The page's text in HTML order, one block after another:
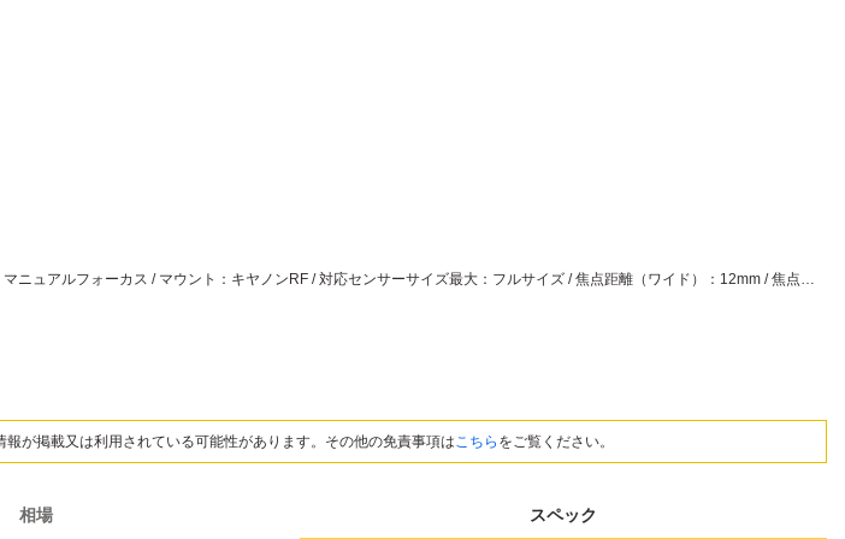
レンズタイプ：単焦点 / 焦点域：超広角 / 光学ズーム：1倍 / フォーカス：マニュアルフォーカス / マウント：キヤノンRF / 対応センサーサイズ最大：フルサイズ / 焦点距離（ワイド）：12mm / 焦点距離（テレ）：12mm / 開放F値：F2.8 / 最短撮影距離（m）：0.18m / 手ブレ補正：なし / フィルター装着可否：装着不可 / 色：ブラック系
が掲載又は利用されている可能性があります。その他の免責事項はこちら をご覧ください。
相場 スペック